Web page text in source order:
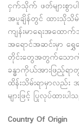
ငှက်သိုက် ဖတ်များစွာပ
အပူချိန်တွင် ထားသို
ကျန်းမာရေးအထော
အရောင်အဆင်းမှာ ရွှေ
တိုင်းတွေအတွက်သောက်
ခန္ဓာကိုယ်အားဖြည့်
ထိန်းသိမ်းရာမှာလည်
များဖြင့် ပြုလုပ်ထားပါ
Country Of Origin